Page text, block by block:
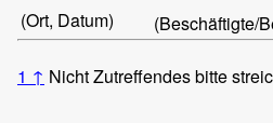
(Ort, Datum) (Beschäftigte/
1 ↑ Nicht Zutreffendes bitte